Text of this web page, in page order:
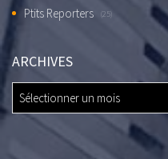
Ptits Reporters (25)
ARCHIVES
ARCHIVES